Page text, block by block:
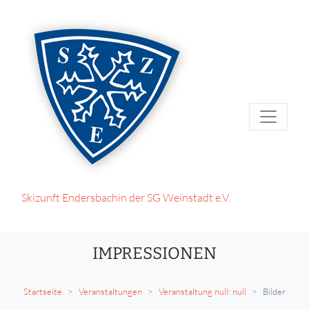
Skizunft Endersbachin der SG Weinstadt e.V.
IMPRESSIONEN
Startseite Veranstaltungen Veranstaltung null: null Bilder